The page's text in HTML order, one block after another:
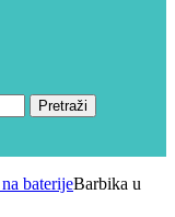
Pretraži
baterijeBarbika u